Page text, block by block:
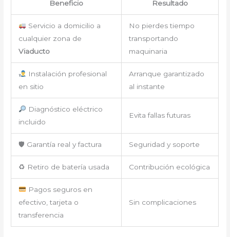
Beneficio Resultado
Servicio a domicilio a
cualquier zona de
Viaducto
No pierdes tiempo
transportando
maquinaria
Instalación profesional
en sitio
Arranque garantizado
al instante
Diagnóstico eléctrico
incluido
Evita fallas futuras
🛡 Garantía real y factura Seguridad y soporte
♻ Retiro de batería usada Contribución ecológica
Pagos seguros en
efectivo, tarjeta o
transferencia
Sin complicaciones